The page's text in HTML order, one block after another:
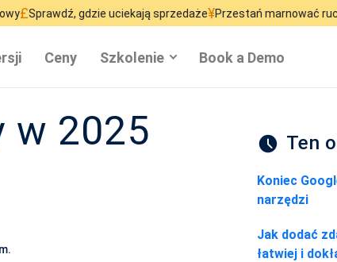
gdzie uciekają sprzedaże¥Przestań marnować ruch na stronie
Ceny Szkolenie Book a Demo
w 2025
Ten
Koniec
narzędzi
Jak dodać
łatwiej i